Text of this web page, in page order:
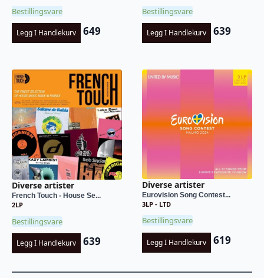
Bestillingsvare
Legg I Handlekurv 649
Bestillingsvare
Legg I Handlekurv 639
Diverse artister
French Touch - House Se...
2LP
Bestillingsvare
Legg I Handlekurv 639
Diverse artister
Eurovision Song Contest...
3LP - LTD
Bestillingsvare
Legg I Handlekurv 619